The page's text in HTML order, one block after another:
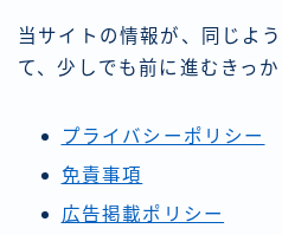
当サイトの情報が、同じよ
て、少しでも前に進むきっ
プライバシーポリシー
免責事項
広告掲載ポリシー